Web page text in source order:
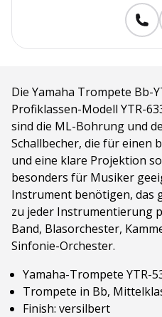
Die Yamaha Trompete Bb-
Profiklassen-Modell YTR-
sind die ML-Bohrung und
Schallbecher, die für einen
und eine klare Projektion
besonders für Musiker
Instrument benötigen, das
zu jeder Instrumentierung
Band, Blasorchester,
Sinfonie-Orchester.
Yamaha-Trompete YTR-
Trompete in Bb,
Finish: versilbert